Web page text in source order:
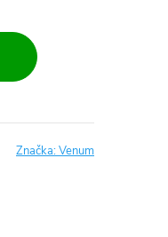
Značka:Venum